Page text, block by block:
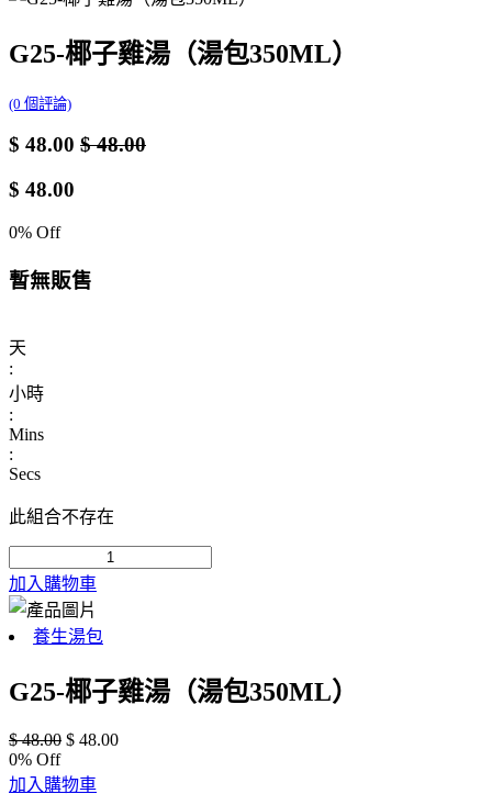
G25-椰子雞湯（湯包350ML）
(0 個評論)
$ 48.00 $48.00
$ 48.00
0% Off
暫無販售
天
:
小時
:
Mins
:
Secs
此組合不存在
加入購物車
養生湯包
G25-椰子雞湯（湯包350ML）
$48.00 $ 48.00
0% Off
加入購物車